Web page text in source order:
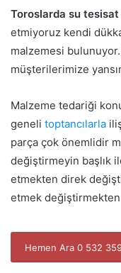
Toroslarda su tesisat
etmiyoruz kendi
malzemesi
müşterilerimize
Malzeme tedariği
geneli toptancılarla
parça çok önemlidir
değiştirmeyin başlık
etmekten direk
etmek
Hemen Ara 0 532